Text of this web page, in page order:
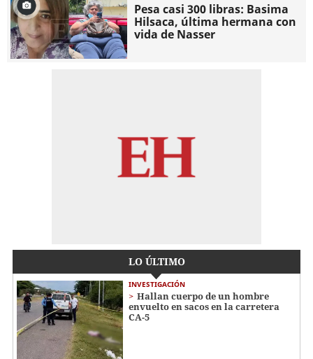
Pesa casi 300 libras: Basima
Hilsaca, última hermana con
vida de Nasser
LO ÚLTIMO
INVESTIGACIÓN
Hallan cuerpo de un hombre
envuelto en sacos en la carretera
CA-5